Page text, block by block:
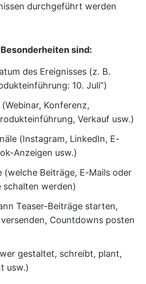
durchgeführt werden
sind:
des Ereignisses (z. B.
10. Juli”)
Konferenz,
Verkauf usw.)
(Instagram, LinkedIn, E-
Anzeigen usw.)
(welche Beiträge, E-Mails oder
schalten werden)
Teaser-Beiträge starten,
Countdowns posten
gestaltet, schreibt, plant,
usw.)